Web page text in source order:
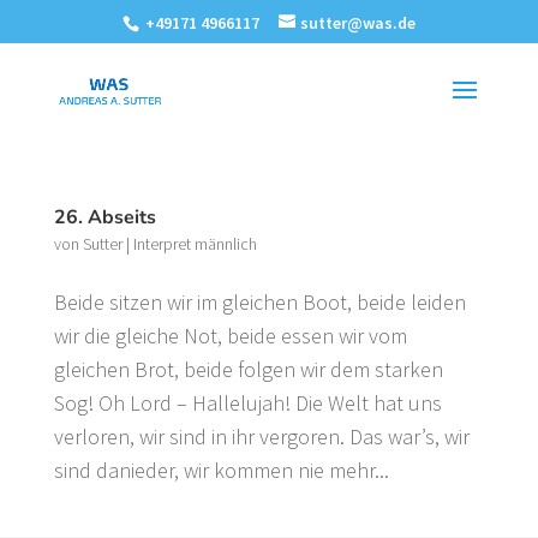
+49171 4966117 sutter@was.de
26. Abseits
von Sutter| Interpret männlich
Beide sitzen wir im gleichen Boot, beide leiden
wir die gleiche Not, beide essen wir vom
gleichen Brot, beide folgen wir dem starken
Sog! Oh Lord – Hallelujah! Die Welt hat uns
verloren, wir sind in ihr vergoren. Das war’s, wir
sind danieder, wir kommen nie mehr...